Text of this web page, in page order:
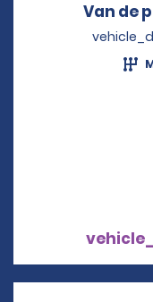
Van de